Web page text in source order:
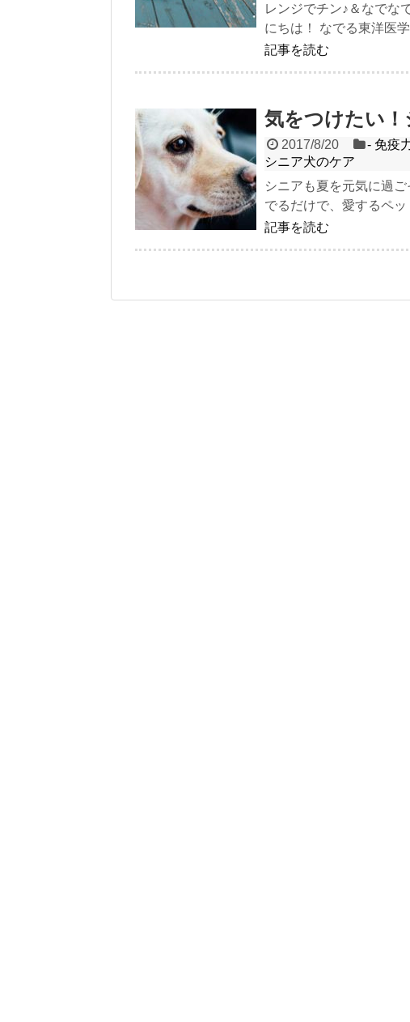
レンジでチン♪＆なでな
にちは！ なでる東洋医
記事を読む
気をつけたい
2017/8/20 - 免疫
シニア犬のケア
シニアも夏を元気に過
でるだけで、愛するペ
記事を読む